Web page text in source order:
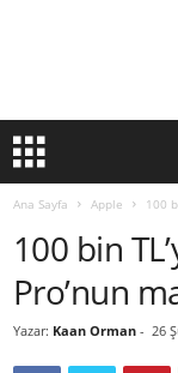
Ana Sayfa Apple 100
100 bin
Pro’nun
Yazar: Kaan Orman - 26